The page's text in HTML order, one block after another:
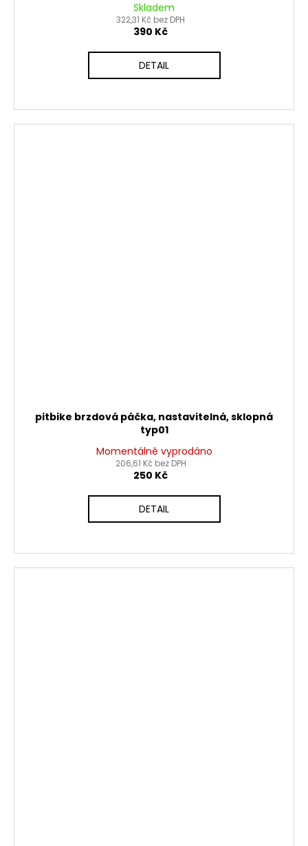
Skladem
322,31 Kč bez DPH
390 Kč
DETAIL
pitbike brzdová páčka, nastavitelná, sklopná
typ01
Momentálně vyprodáno
206,61 Kč bez DPH
250 Kč
DETAIL